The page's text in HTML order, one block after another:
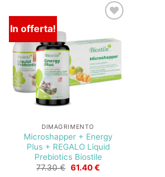
In offerta!
dei
desideri
DIMAGRIMENTO
Microshapper + Energy
Plus + REGALO Liquid
Prebiotics Biostile
77.30€ Il
61.40€Il